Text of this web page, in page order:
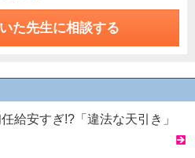
た先生に相談する
給安すぎ!?「違法な天引き」